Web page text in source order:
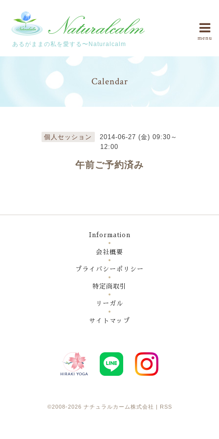
あるがままの私を愛する〜Naturalcalm
menu
Calendar
個人セッション
2014-06-27 (金) 09:30～
12:00
午前ご予約済み
Information
会社概要
プライバシーポリシー
特定商取引
リーガル
サイトマップ
©2008-2026 ナチュラルカーム株式会社 RSS